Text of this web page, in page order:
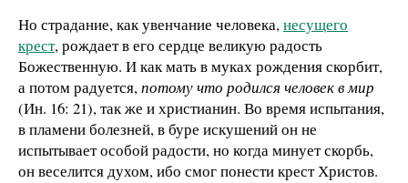
Но страдание, как увенчание человека,несущего
крест, рождает в его сердце великую радость
Божественную. И как мать в муках рождения скорбит,
а потом радуется,потому что родился человек в мир
(Ин. 16: 21), так же и христианин. Во время испытания,
в пламени болезней, в буре искушений он не
испытывает особой радости, но когда минует скорбь,
он веселится духом, ибо смог понести крест Христов.